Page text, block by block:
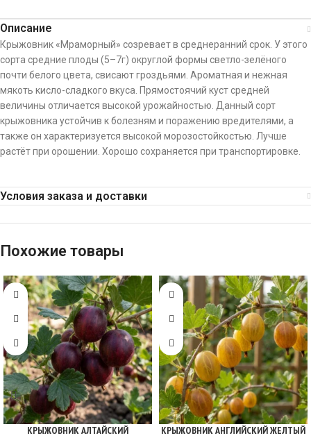
Описание
Крыжовник «Мраморный» созревает в среднеранний срок. У этого
сорта средние плоды (5–7г) округлой формы светло-зелёного
почти белого цвета, свисают гроздьями. Ароматная и нежная
мякоть кисло-сладкого вкуса. Прямостоячий куст средней
величины отличается высокой урожайностью. Данный сорт
крыжовника устойчив к болезням и поражению вредителями, а
также он характеризуется высокой морозостойкостью. Лучше
растёт при орошении. Хорошо сохраняется при транспортировке.
Условия заказа и доставки
Похожие товары
КРЫЖОВНИК АЛТАЙСКИЙ КРЫЖОВНИК АНГЛИЙСКИЙ ЖЕЛТЫЙ